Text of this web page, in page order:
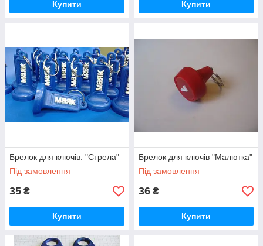
Купити Купити
Брелок для ключів: "Стрела"
Під замовлення
35 ₴
Купити
Брелок для ключів "Малютка"
Під замовлення
36 ₴
Купити